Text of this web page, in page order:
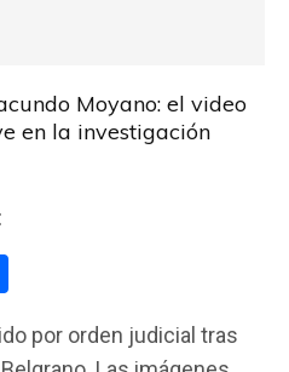
Moyano: el video
en la investigación
mpor orden judicial tras